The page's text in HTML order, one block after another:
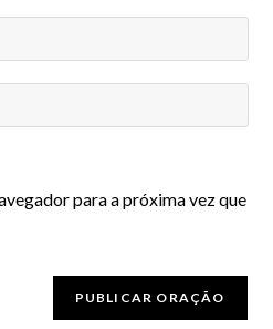
para a próxima vez que